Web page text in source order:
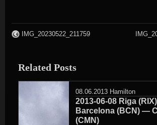
IMG_20230522_211759
Related Posts
08.06.2013 Hamilton
2013-06-08 Riga
Barcelona (BCN) —
(CMN)